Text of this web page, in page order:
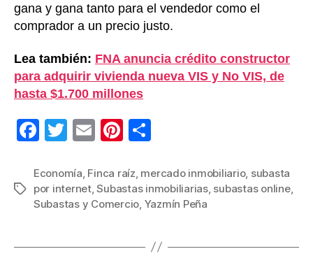
gana y gana tanto para el vendedor como el
comprador a un precio justo.
Lea también: FNA anuncia crédito constructor
para adquirir vivienda nueva VIS y No VIS, de
hasta $1.700 millones
F
c
e
o
T
tt
er
E
ail
Pi
er
e
m
p
tir
Etiquetas
Economía Finca raíz mercado inmobiliario, subasta
por internet,Subastas inmobiliarias, subastas online,
Subastas y Comercio Yazmín Peña